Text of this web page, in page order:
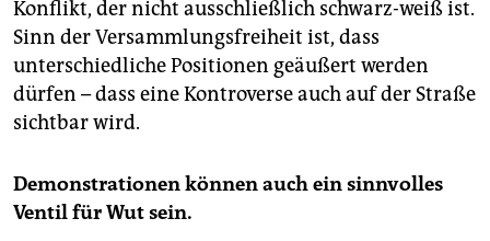
Konflikt, der nicht ausschließlich schwarz-weiß ist.
Sinn der Versammlungsfreiheit ist, dass
unterschiedliche Positionen geäußert werden
dürfen – dass eine Kontroverse auch auf der Straße
sichtbar wird.
Demonstrationen können auch ein sinnvolles
Ventil für Wut sein.